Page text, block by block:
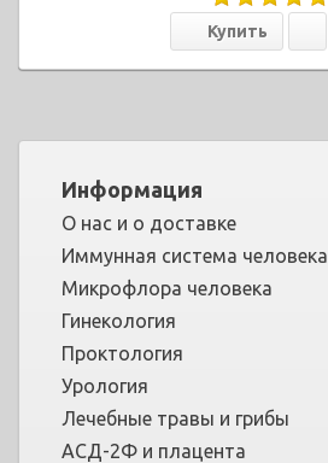
Информация
О нас и о доставке
Иммунная система человека
Микрофлора человека
Гинекология
Проктология
Урология
Лечебные травы и грибы
АСД-2Ф и плацента